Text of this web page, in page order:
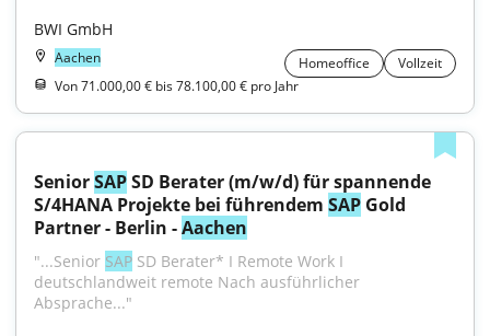
BWI GmbH
Aachen Homeoffice
Vollzeit
Von 71.000,00 € bis 78.100,00 € pro Jahr
Senior SAP SD Berater (m/w/d) für spannende
S/4HANA Projekte bei führendem SAP Gold
Partner - Berlin - Aachen
"...Senior SAP SD Berater* I Remote Work I
deutschlandweit remote Nach ausführlicher
Absprache..."